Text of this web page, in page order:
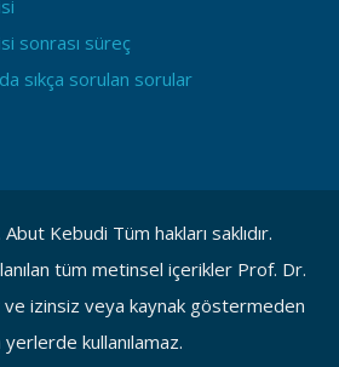
sonrası süreç
sıkça sorulan sorular
Kebudi Tüm hakları saklıdır.
tüm metinsel içerikler Prof. Dr.
izinsiz veya kaynak göstermeden
yerlerde kullanılamaz.